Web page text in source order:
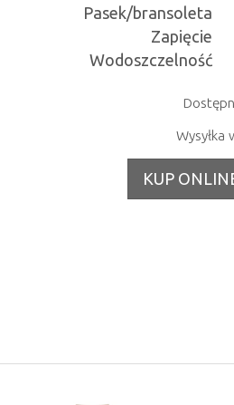
Pasek/bransoleta
Zapięcie
Wodoszczelność
Wysyłka
KUP